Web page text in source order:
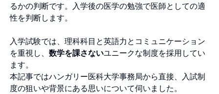
るかの判断です。入学後の医学の勉強で医師としての適
性を判断します。
入学試験では、理科科目と英語力とコミュニケーション
を重視し、 数学を課さないユニークな制度を採用してい
ます。
本記事ではハンガリー医科大学事務局から直接、入試制
度の狙いや背景にある思いについて伺いました。